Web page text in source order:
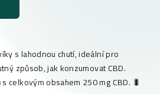
s lahodnou chutí, ideální pro
způsob, jak konzumovat CBD.
celkovým obsahem 250 mg CBD. 🐛